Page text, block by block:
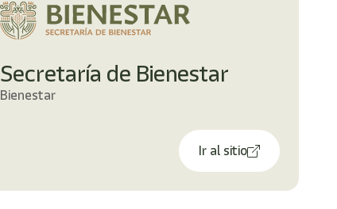
Secretaría de Bienestar
Bienestar
Ir al sitio